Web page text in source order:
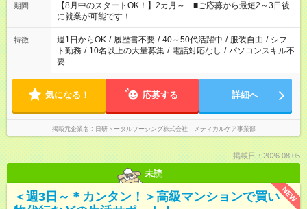
期間
【8月中のスタートOK！】2カ月～ ■ご応募から最短2～3日後
に就業が可能です！
特徴 週1日からOK / 履歴書不要 / 40～50代活躍中 / 服装自由 / シフ
ト勤務 / 10名以上の大量募集 / 電話対応なし / パソコンスキル不
要
気になる！ 応募する 詳細へ
掲載元企業名 日研トータルソーシング株式会社 メディカルケア事業部
掲載日：2026.08.05
未読
NEW
＜週3日～＊カンタン！＞高級マンションで買い